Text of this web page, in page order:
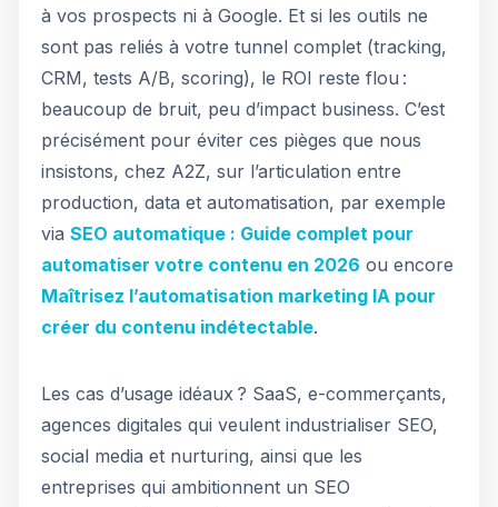
à vos prospects ni à Google. Et si les outils ne
sont pas reliés à votre tunnel complet (tracking,
CRM, tests A/B, scoring), le ROI reste flou :
beaucoup de bruit, peu d’impact business. C’est
précisément pour éviter ces pièges que nous
insistons, chez A2Z, sur l’articulation entre
production, data et automatisation, par exemple
via SEO automatique : Guide complet pour
automatiser votre contenu en 2026 ou encore
Maîtrisez l’automatisation marketing IA pour
créer du contenu indétectable.
Les cas d’usage idéaux ? SaaS, e-commerçants,
agences digitales qui veulent industrialiser SEO,
social media et nurturing, ainsi que les
entreprises qui ambitionnent un SEO